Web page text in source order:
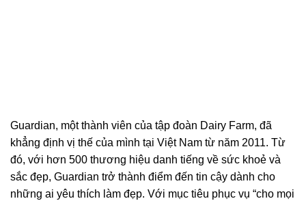
Guardian, một thành viên của tập đoàn Dairy Farm, đã
khẳng định vị thế của mình tại Việt Nam từ năm 2011. Từ
đó, với hơn 500 thương hiệu danh tiếng về sức khoẻ và
sắc đẹp, Guardian trở thành điểm đến tin cậy dành cho
những ai yêu thích làm đẹp. Với mục tiêu phục vụ “cho mọi